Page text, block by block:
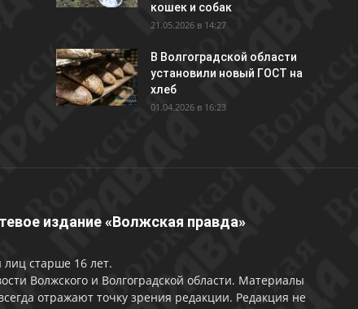
кошек и собак
21.05.2026 в 14:27
В Волгоградской области
установили новый ГОСТ на
хлеб
01.04.2026 в 16:23
издание «Волжская правда»
лиц старше 16 лет.
Волжского и Волгоградской области. Материалы
отражают точку зрения редакции. Редакция не